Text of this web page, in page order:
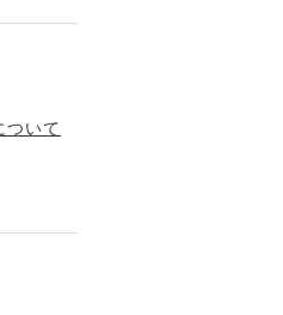
ついて